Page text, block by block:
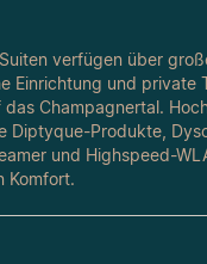
verfügen über
Einrichtung und private
das Champagnertal.
Diptyque-Produkte,
und Highspeed-
Komfort.